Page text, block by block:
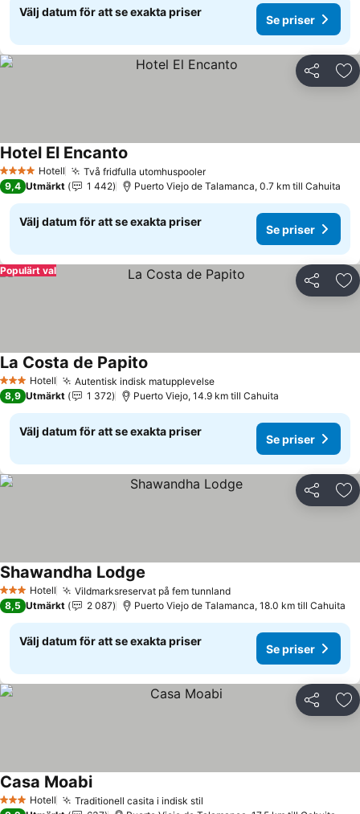
Välj datum för att se exakta priser
Se priser
Dela
4 StjärnorHotell Två fridfulla utomhuspoolerSe priser
Hotel El Encanto
9,4 Utmärkt 1 442 Puerto Viejo de Talamanca, 0.7 km till Cahuita
Välj datum för att se exakta priser
Se priser
Dela
Populärt val
3 StjärnorHotell Autentisk indisk matupplevelseSe priser
La Costa de Papito
8,9 Utmärkt 1 372 Puerto Viejo, 14.9 km till Cahuita
Välj datum för att se exakta priser
Se priser
Dela
3 StjärnorHotell Vildmarksreservat på fem tunnlandSe priser
Shawandha Lodge
8,5 Utmärkt 2 087 Puerto Viejo de Talamanca, 18.0 km till Cahuita
Välj datum för att se exakta priser
Se priser
Dela
3 StjärnorHotell Traditionell casita i indisk stil
Casa MoabiSe priser